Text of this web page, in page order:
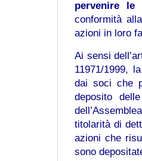
pervenire le
conformità
azioni in loro
Ai sensi
11971/1999,
dai soci che
deposito
titolarità di
azioni che
sono